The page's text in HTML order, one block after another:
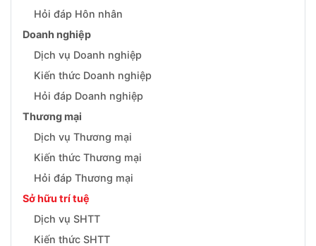
Hỏi đáp Hôn nhân
Doanh nghiệp
Dịch vụ Doanh nghiệp
Kiến thức Doanh nghiệp
Hỏi đáp Doanh nghiệp
Thương mại
Dịch vụ Thương mại
Kiến thức Thương mại
Hỏi đáp Thương mại
Sở hữu trí tuệ
Dịch vụ SHTT
Kiến thức SHTT